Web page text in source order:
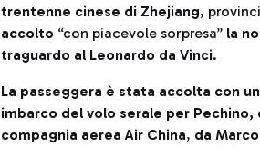
trentenne cinese di Zhejiang,
accolto “con piacevole sorpresa” la
traguardo al Leonardo da Vinci.
La passeggera è stata accolta con
imbarco del volo serale per Pechino,
compagnia aerea Air China, da